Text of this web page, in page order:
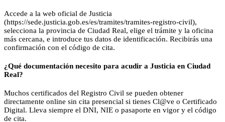
Accede a la web oficial de Justicia
(https://sede.justicia.gob.es/es/tramites/tramites-registro-civil),
selecciona la provincia de Ciudad Real, elige el trámite y la oficina
más cercana, e introduce tus datos de identificación. Recibirás una
confirmación con el código de cita.
¿Qué documentación necesito para acudir a Justicia en Ciudad
Real?
Muchos certificados del Registro Civil se pueden obtener
directamente online sin cita presencial si tienes Cl@ve o Certificado
Digital. Lleva siempre el DNI, NIE o pasaporte en vigor y el código
de cita.